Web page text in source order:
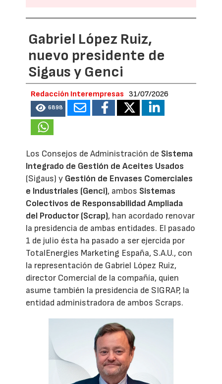
Gabriel López Ruiz,
nuevo presidente de
Sigaus y Genci
Redacción Interempresas 31/07/2026
6898
Los Consejos de Administración de Sistema
Integrado de Gestión de Aceites Usados
(Sigaus) y Gestión de Envases Comerciales
e Industriales (Genci), ambos Sistemas
Colectivos de Responsabilidad Ampliada
del Productor (Scrap), han acordado renovar
la presidencia de ambas entidades. El pasado
1 de julio ésta ha pasado a ser ejercida por
TotalEnergies Marketing España, S.A.U., con
la representación de Gabriel López Ruiz,
director Comercial de la compañía, quien
asume también la presidencia de SIGRAP, la
entidad administradora de ambos Scraps.